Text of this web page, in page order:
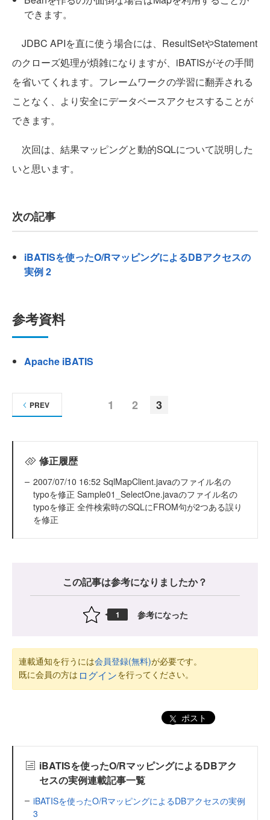
できます。
JDBC APIを直に使う場合には、ResultSetやStatement
のクローズ処理が煩雑になりますが、iBATISがその手間
を省いてくれます。フレームワークの学習に翻弄される
ことなく、より安全にデータベースアクセスすることが
できます。
次回は、結果マッピングと動的SQLについて説明した
いと思います。
次の記事
iBATISを使ったO/RマッピングによるDBアクセスの
実例 2
参考資料
Apache iBATIS
1 2 3
PREV
修正履歴
2007/07/10 16:52 SqlMapClient.javaのファイル名の
typoを修正 Sample01_SelectOne.javaのファイル名の
typoを修正 全件検索時のSQLにFROM句が2つある誤り
を修正
この記事は参考になりましたか？
1 参考になった
連載通知を行うには会員登録(無料)が必要です。
既に会員の方は ログインを行ってください。
ポスト
iBATISを使ったO/RマッピングによるDBアク
セスの実例連載記事一覧
iBATISを使ったO/RマッピングによるDBアクセスの実例
3